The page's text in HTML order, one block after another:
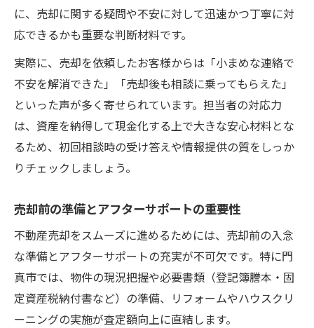
に、売却に関する疑問や不安に対して迅速かつ丁寧に対
応できるかも重要な判断材料です。
実際に、売却を依頼したお客様からは「小まめな連絡で
不安を解消できた」「売却後も相談に乗ってもらえた」
といった声が多く寄せられています。担当者の対応力
は、資産を納得して現金化する上で大きな安心材料とな
るため、初回相談時の受け答えや情報提供の質をしっか
りチェックしましょう。
売却前の準備とアフターサポートの重要性
不動産売却をスムーズに進めるためには、売却前の入念
な準備とアフターサポートの充実が不可欠です。特に門
真市では、物件の現況把握や必要書類（登記簿謄本・固
定資産税納付書など）の準備、リフォームやハウスクリ
ーニングの実施が査定額向上に直結します。